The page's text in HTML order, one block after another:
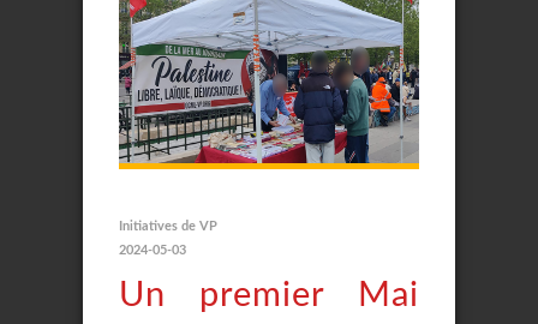
Initiatives de VP
2024-05-03
Un premier Mai